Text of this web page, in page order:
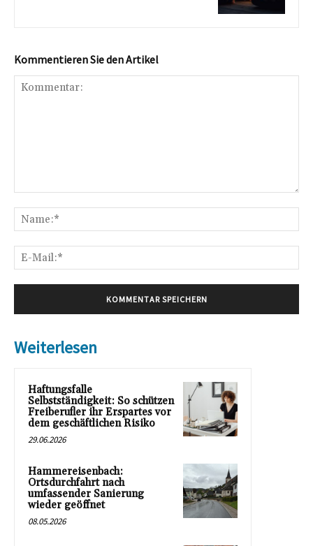
Kommentieren Sie den Artikel
Weiterlesen
Haftungsfalle
Selbstständigkeit: So schützen
Freiberufler ihr Erspartes vor
dem geschäftlichen Risiko
29.06.2026
Hammereisenbach:
Ortsdurchfahrt nach
umfassender Sanierung
wieder geöffnet
08.05.2026